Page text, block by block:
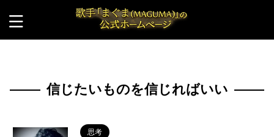
信じたいものを信じればいい
思考